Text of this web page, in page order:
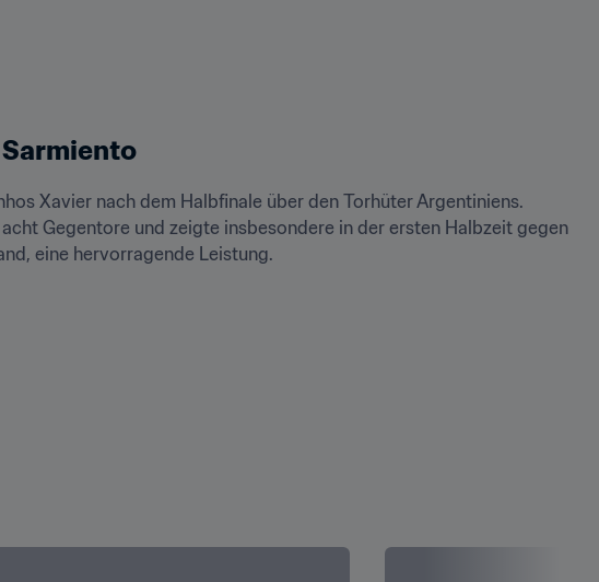
Xavier nach dem Halbfinale über den Torhüter Argentiniens.
Gegentore und zeigte insbesondere in der ersten Halbzeit gegen
eine hervorragende Leistung.